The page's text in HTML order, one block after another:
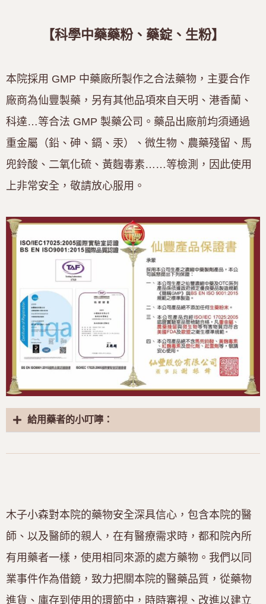
【科學中藥藥粉、藥錠、生粉】
本院採用 GMP 中藥廠所製作之合法藥物，主要合作
廠商為仙豐製藥，另有其他品項來自天明、港香蘭、
科達…等合法 GMP 製藥公司。藥品出廠前均須通過
重金屬（鉛、砷、鎘、汞）、微生物、農藥殘留、馬
兜鈴酸、二氧化硫、黃麴毒素……等檢測，因此使用
上非常安全，敬請放心服用。
給用藥者的小叮嚀：
木子小森對本院的藥物安全深具信心，包含本院的醫
師、以及醫師的親人，在有醫療需求時，都和院內所
有用藥者一樣，使用相同來源的處方藥物。我們以同
業事件作為借鏡，致力把關本院的醫藥品質，從藥物
進貨、庫存到使用的環節中，時時審視、改進以建立